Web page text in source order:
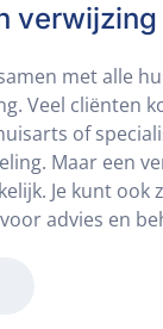
met alle
Veel cliënten
of
Maar een
Je kunt
advies en